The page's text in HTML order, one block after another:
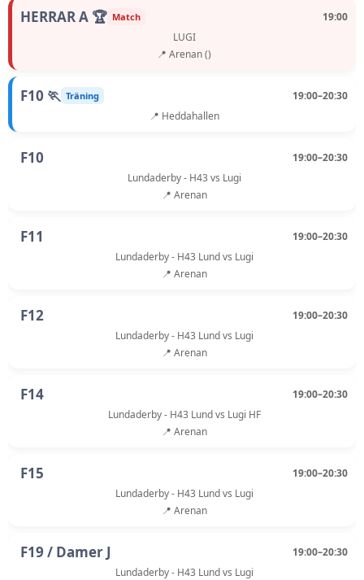
HERRAR A 🏆 Match
19:00
LUGI
📍 Arenan ()
F10 🏃 Träning
19:00–20:30
📍 Heddahallen
F10
19:00–20:30
Lundaderby - H43 vs Lugi
📍 Arenan
F11
19:00–20:30
Lundaderby - H43 Lund vs Lugi
📍 Arenan
F12
19:00–20:30
Lundaderby - H43 Lund vs Lugi
📍 Arenan
F14
19:00–20:30
Lundaderby - H43 Lund vs Lugi HF
📍 Arenan
F15
19:00–20:30
Lundaderby - H43 Lund vs Lugi
📍 Arenan
F19 / Damer J
19:00–20:30
Lundaderby - H43 Lund vs Lugi